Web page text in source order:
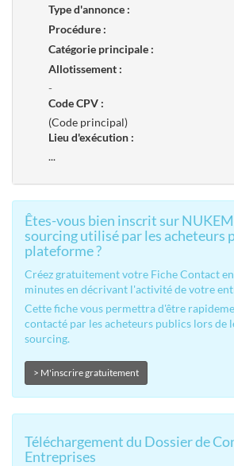
Type d'annonce :
Procédure :
Catégorie principale :
Allotissement :
-
Code CPV :
(Code principal)
Lieu d'exécution :
...
Êtes-vous bien inscrit sur
sourcing utilisé par les acheteurs
plateforme ?
Créez gratuitement votre Fiche Contact
minutes en décrivant l'activité de votre
Cette fiche vous permettra d'être
contacté par les acheteurs publics lors de
sourcing.
> M'inscrire gratuitement
Téléchargement du Dossier de
Entreprises